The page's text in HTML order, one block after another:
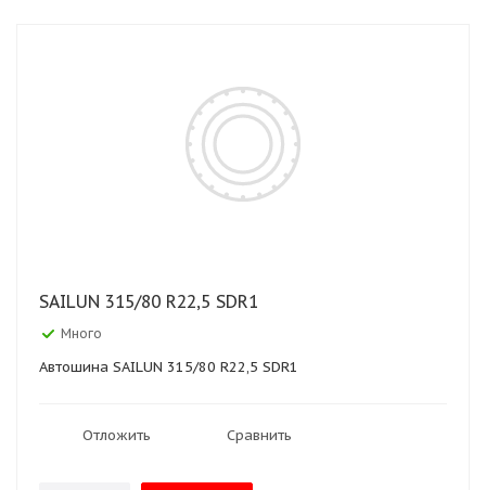
SAILUN 315/80 R22,5 SDR1
Много
Автошина SAILUN 315/80 R22,5 SDR1
Отложить Сравнить